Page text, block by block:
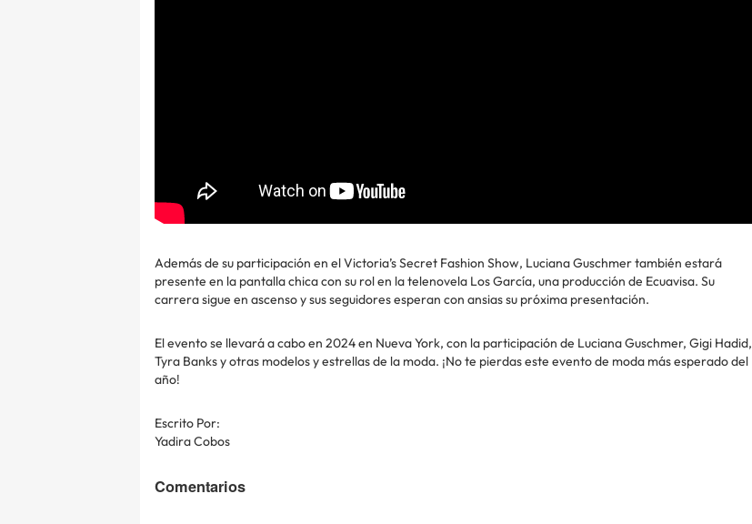
Además de su participación en el Victoria’s Secret Fashion Show, Luciana Guschmer también estará
presente en la pantalla chica con su rol en la telenovela Los García, una producción de Ecuavisa. Su
carrera sigue en ascenso y sus seguidores esperan con ansias su próxima presentación.
El evento se llevará a cabo en 2024 en Nueva York, con la participación de Luciana Guschmer, Gigi Hadid,
Tyra Banks y otras modelos y estrellas de la moda. ¡No te pierdas este evento de moda más esperado del
año!
Escrito Por:
Yadira Cobos
Comentarios